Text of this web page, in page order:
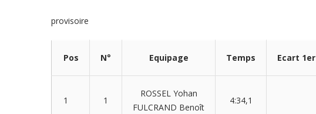
provisoire
Pos N° Equipage Temps Ecart 1er
1 1
ROSSEL Yohan
FULCRAND Benoît
4:34,1